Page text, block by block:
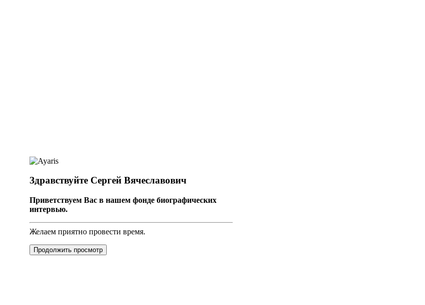
Здравствуйте Сергей Вячеславович
Приветствуем Вас в нашем фонде биографических
интервью.
Желаем приятно провести время.
Продолжить просмотр